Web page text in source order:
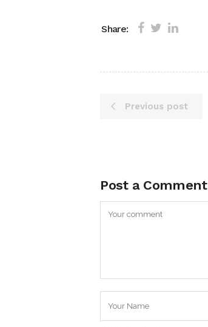
Share:
Previous post
Post a Comment